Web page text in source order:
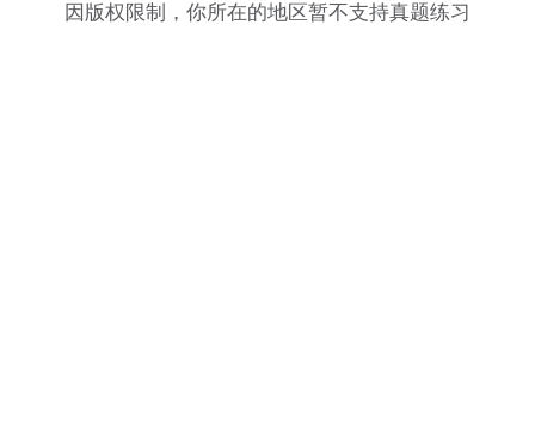
因版权限制，你所在的地区暂不支持真题练习